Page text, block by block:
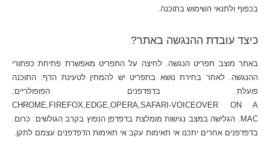
בכפוף ולתנאי השימוש בתוכנה.
כיצד עובדת ההנגשה באתר?
באתר מוצב תפריט הנגשה. לחיצה על התפריט מאפשרת פתיחת כפתורי
ההנגשה. לאחר בחירת נושא בתפריט יש להמתין לטעינת הדף. התוכנה
פועלת בדפדפנים הפופולריים:
CHROME,FIREFOX,EDGE,OPERA,SAFARI-VOICEOVER ON A
MAC. הגלישה במצב נגישות מומלצת בדפדפן הנפוץ בקרב הגולשים: כרום.
בדפדפנים אחרים יתכנו אי תאימות עקב אי תאימות הדפדפנים עצמם לתקן.